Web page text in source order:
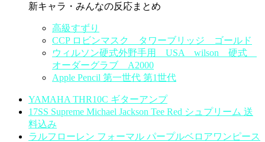
新キャラ・みんなの反応まとめ
高級すずり
CCP ロビンマスク タワーブリッジ ゴールド
ウィルソン硬式外野手用 USA wilson 硬式
オーダーグラブ A2000
Apple Pencil 第一世代 第1世代
YAMAHA THR10C ギターアンプ
17SS Supreme Michael Jackson Tee Red シュプリーム 送
料込み
ラルフローレン フォーマル パープルベロアワンピース